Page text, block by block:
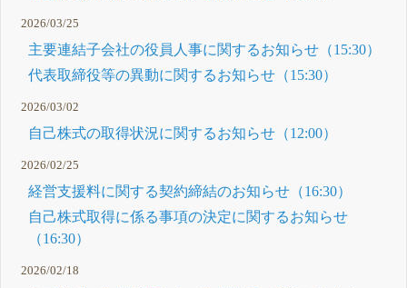
2026/03/25
主要連結子会社の役員人事に関するお知らせ（15:30）
代表取締役等の異動に関するお知らせ（15:30）
2026/03/02
自己株式の取得状況に関するお知らせ（12:00）
2026/02/25
経営支援料に関する契約締結のお知らせ（16:30）
自己株式取得に係る事項の決定に関するお知らせ
（16:30）
2026/02/18